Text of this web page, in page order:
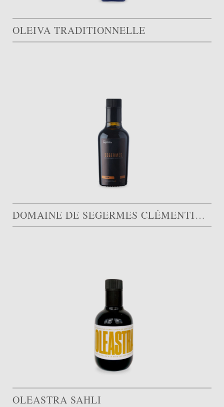
OLEIVA TRADITIONNELLE
DOMAINE DE SEGERMES CLÉMENTINE CASSAR
OLEASTRA SAHLI